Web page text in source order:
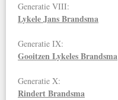
Generatie VIII:
Lykele Jans Brandsma
Generatie IX:
Gooitzen Lykeles Brandsma
Generatie X:
Rindert Brandsma